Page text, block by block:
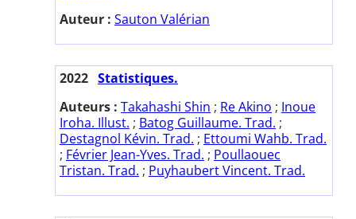
Auteur : Sauton Valérian
2022 Statistiques.
Auteurs : Takahashi Shin ; Re Akino ; Inoue
Iroha. Illust. ; Batog Guillaume. Trad. ;
Destagnol Kévin. Trad. ; Ettoumi Wahb. Trad.
; Février Jean-Yves. Trad. ; Poullaouec
Tristan. Trad. ; Puyhaubert Vincent. Trad.